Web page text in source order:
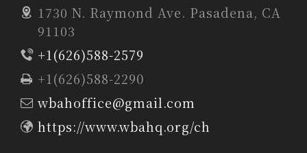
1730 N. Raymond Ave. Pasadena, CA
91103
+1(626)588-2579
+1(626)588-2290
wbahoffice@gmail.com
https://www.wbahq.org/ch